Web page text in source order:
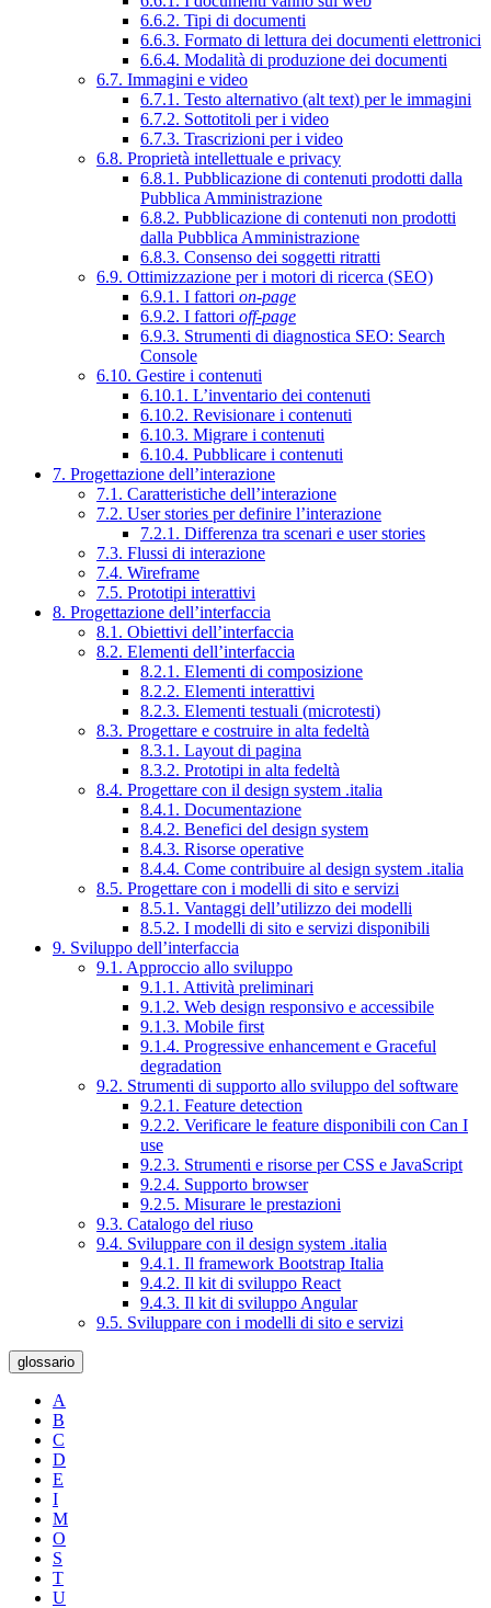
6.6.2. Tipi di documenti
6.6.3. Formato di lettura dei documenti elettronici
6.6.4. Modalità di produzione dei documenti
6.7. Immagini e video
6.7.1. Testo alternativo (alt text) per le immagini
6.7.2. Sottotitoli per i video
6.7.3. Trascrizioni per i video
6.8. Proprietà intellettuale e privacy
6.8.1. Pubblicazione di contenuti prodotti dalla
Pubblica Amministrazione
6.8.2. Pubblicazione di contenuti non prodotti
dalla Pubblica Amministrazione
6.8.3. Consenso dei soggetti ritratti
6.9. Ottimizzazione per i motori di ricerca (SEO)
6.9.1. I fattori on-page
6.9.2. I fattori off-page
6.9.3. Strumenti di diagnostica SEO: Search
Console
6.10. Gestire i contenuti
6.10.1. L’inventario dei contenuti
6.10.2. Revisionare i contenuti
6.10.3. Migrare i contenuti
6.10.4. Pubblicare i contenuti
7. Progettazione dell’interazione
7.1. Caratteristiche dell’interazione
7.2. User stories per definire l’interazione
7.2.1. Differenza tra scenari e user stories
7.3. Flussi di interazione
7.4. Wireframe
7.5. Prototipi interattivi
8. Progettazione dell’interfaccia
8.1. Obiettivi dell’interfaccia
8.2. Elementi dell’interfaccia
8.2.1. Elementi di composizione
8.2.2. Elementi interattivi
8.2.3. Elementi testuali (microtesti)
8.3. Progettare e costruire in alta fedeltà
8.3.1. Layout di pagina
8.3.2. Prototipi in alta fedeltà
8.4. Progettare con il design system .italia
8.4.1. Documentazione
8.4.2. Benefici del design system
8.4.3. Risorse operative
8.4.4. Come contribuire al design system .italia
8.5. Progettare con i modelli di sito e servizi
8.5.1. Vantaggi dell’utilizzo dei modelli
8.5.2. I modelli di sito e servizi disponibili
9. Sviluppo dell’interfaccia
9.1. Approccio allo sviluppo
9.1.1. Attività preliminari
9.1.2. Web design responsivo e accessibile
9.1.3. Mobile first
9.1.4. Progressive enhancement e Graceful
degradation
9.2. Strumenti di supporto allo sviluppo del software
9.2.1. Feature detection
9.2.2. Verificare le feature disponibili con Can I
use
9.2.3. Strumenti e risorse per CSS e JavaScript
9.2.4. Supporto browser
9.2.5. Misurare le prestazioni
9.3. Catalogo del riuso
9.4. Sviluppare con il design system .italia
9.4.1. Il framework Bootstrap Italia
9.4.2. Il kit di sviluppo React
9.4.3. Il kit di sviluppo Angular
9.5. Sviluppare con i modelli di sito e servizi
glossario
A
B
C
D
E
I
M
O
S
T
U